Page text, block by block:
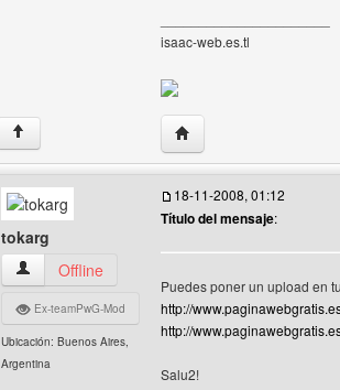
isaac-web.es.tl
↑ Visitar sitio web del
tokarg
tokarg Ver perfil del usuario
Offline
Ex-teamPwG-Mod
Ubicación: Buenos Aires,
Argentina
18-11-2008, 01:12
Título del mensaje:
Puedes poner un upload en
http://
http://
Salu2!